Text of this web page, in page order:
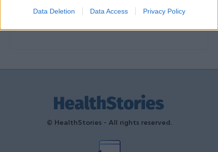
Data Deletion Data Access Privacy Policy
27 Φεβρουαρίου 2026
© HealthStories - All rights reserved.